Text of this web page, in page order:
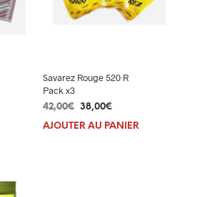
Savarez Rouge 520 R
Pack x3
42,00€ Le
prix
38,00€Le
prix
AJOUTER AU PANIER